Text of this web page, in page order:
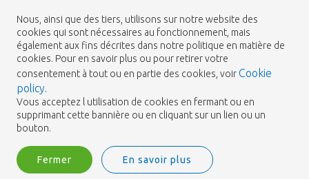
Nous, ainsi que des tiers, utilisons sur notre website des
cookies qui sont nécessaires au fonctionnement, mais
également aux fins décrites dans notre politique en matière de
cookies. Pour en savoir plus ou pour retirer votre
consentement à tout ou en partie des cookies, voirCookie
policy.
Vous acceptez l utilisation de cookies en fermant ou en
supprimant cette bannière ou en cliquant sur un lien ou un
bouton.
Fermer En savoir plus